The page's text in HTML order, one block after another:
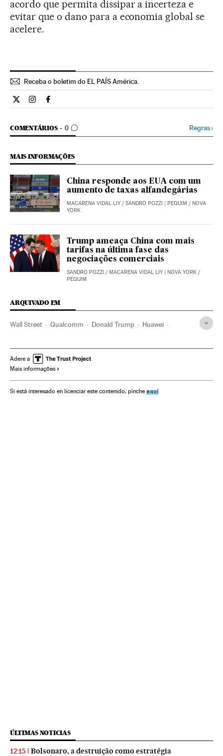
acordo que permita dissipar a incerteza e
evitar que o dano para a economia global se
acelere.
Receba o boletim do EL PAÍS América.
Economia El País Brasil en Twitter
Economia El País Brasil en Instagram
Economia El País Brasil en Facebook
COMENTÁRIOS 0
COMENTÁRIOS Regras›
MAIS INFORMAÇÕES
China responde aos EUA com um
aumento de taxas alfandegárias
MACARENA VIDAL LIY / SANDRO POZZI | PEQUIM / NOVA
YORK
Trump ameaça China com mais
tarifas na última fase das
negociações comerciais
SANDRO POZZI / MACARENA VIDAL LIY | NOVA YORK /
PEQUIM
ARQUIVADO EM
Wall Street Qualcomm Donald Trump Huawei
América do Norte Ásia oriental
Empresas
Telecomunicações Finanças Comunicações
Adere a
Mais informações
Si está interesado en licenciar este contenido, pinche aquí
ÚLTIMAS NOTICIAS
12:15 Bolsonaro, a destruição como estratégia